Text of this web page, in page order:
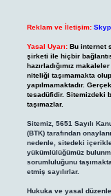
Reklam ve İletişim:
Yasal Uyarı: Bu internet
şirketi ile hiçbir
hazırladığımız
niteliği taşımamakta
yapılmamaktadır.
tesadüfidir. Sitemizdeki
taşımazlar.
Sitemiz, 5651 Sayılı
(BTK) tarafından
nedenle, sitedeki
yükümlülüğümüz
sorumluluğunu
etmiş sayılırlar.
Hukuka ve yasal